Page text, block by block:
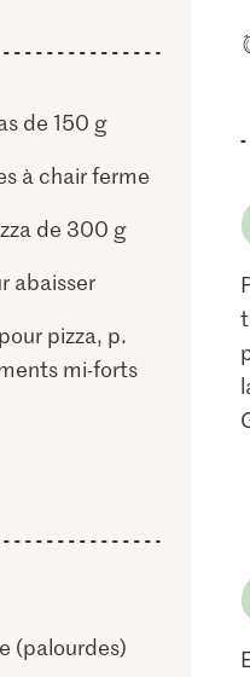
de 150 g
à chair ferme
de 300 g
abaisser
pizza, p.
mi-forts
(palourdes)